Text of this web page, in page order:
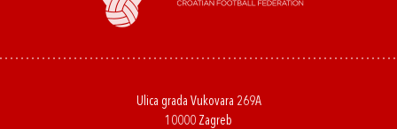
Ulica grada Vukovara 269A
10000 Zagreb